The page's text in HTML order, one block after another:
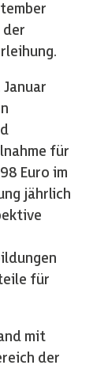
der
für
Euro im
jährlich
für
mit
der